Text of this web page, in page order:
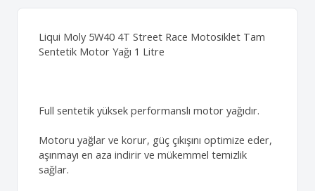
Liqui Moly 5W40 4T Street Race Motosiklet Tam
Sentetik Motor Yağı 1 Litre
Full sentetik yüksek performanslı motor yağıdır.
Motoru yağlar ve korur, güç çıkışını optimize eder,
aşınmayı en aza indirir ve mükemmel temizlik
sağlar.